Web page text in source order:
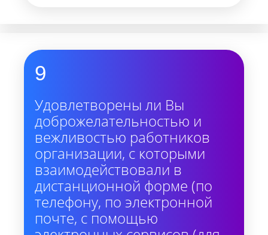
9
Удовлетворены ли Вы
доброжелательностью и
вежливостью работников
организации, с которыми
взаимодействовали в
дистанционной форме (по
телефону, по электронной
почте, с помощью